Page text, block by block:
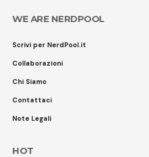
WE ARE NERDPOOL
Scrivi per NerdPool.it
Collaborazioni
Chi Siamo
Contattaci
Note Legali
HOT